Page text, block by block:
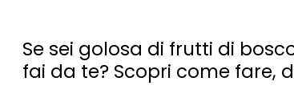
Se sei golosa di frutti di
fai da te? Scopri come fare,